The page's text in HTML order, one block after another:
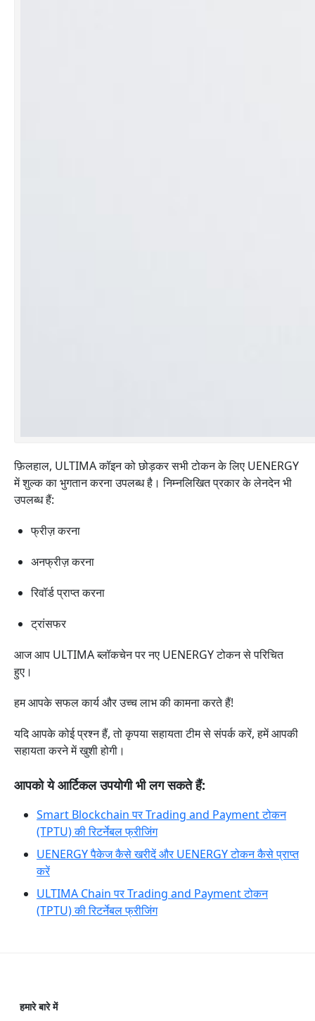
फ़िलहाल, ULTIMA कॉइन को छोड़कर सभी टोकन के लिए UENERGY
में शुल्क का भुगतान करना उपलब्ध है। निम्नलिखित प्रकार के लेनदेन भी
उपलब्ध हैं:
फ्रीज़ करना
अनफ्रीज़ करना
रिवॉर्ड प्राप्त करना
ट्रांसफर
आज आप ULTIMA ब्लॉकचेन पर नए UENERGY टोकन से परिचित
हुए।
हम आपके सफल कार्य और उच्च लाभ की कामना करते हैं!
यदि आपके कोई प्रश्न हैं, तो कृपया सहायता टीम से संपर्क करें, हमें आपकी
सहायता करने में खुशी होगी।
आपको ये आर्टिकल उपयोगी भी लग सकते हैं:
Smart Blockchain पर Trading and Payment टोकन
(TPTU) की रिटर्नेबल फ्रीजिंग
UENERGY पैकेज कैसे खरीदें और UENERGY टोकन कैसे प्राप्त
करें
ULTIMA Chain पर Trading and Payment टोकन
(TPTU) की रिटर्नेबल फ्रीजिंग
हमारे बारे में